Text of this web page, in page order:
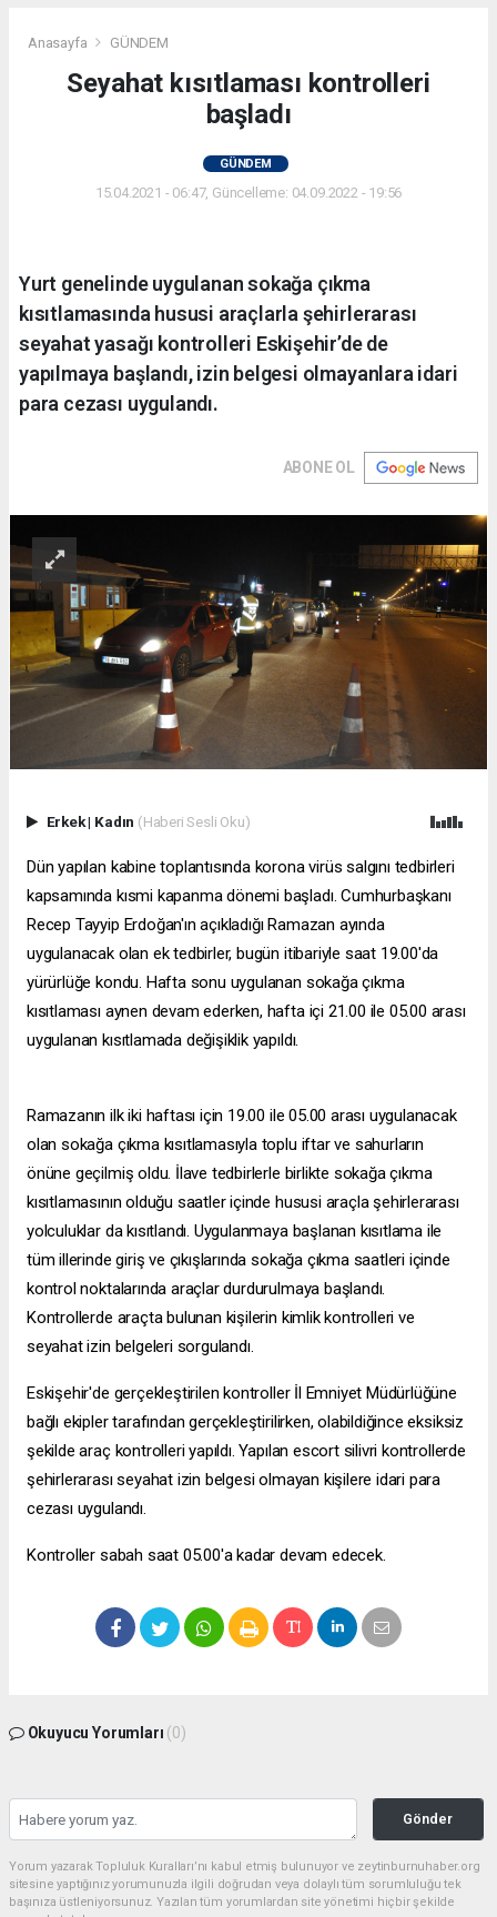
Anasayfa GÜNDEM
Seyahat kısıtlaması kontrolleri
başladı
GÜNDEM
15.04.2021 - 06:47, Güncelleme: 04.09.2022 - 19:56
Yurt genelinde uygulanan sokağa çıkma
kısıtlamasında hususi araçlarla şehirlerarası
seyahat yasağı kontrolleri Eskişehir’de de
yapılmaya başlandı, izin belgesi olmayanlara idari
para cezası uygulandı.
ABONE OL
Erkek| Kadın (Haberi Sesli Oku)
Dün yapılan kabine toplantısında korona virüs salgını tedbirleri
kapsamında kısmi kapanma dönemi başladı. Cumhurbaşkanı
Recep Tayyip Erdoğan'ın açıkladığı Ramazan ayında
uygulanacak olan ek tedbirler, bugün itibariyle saat 19.00'da
yürürlüğe kondu. Hafta sonu uygulanan sokağa çıkma
kısıtlaması aynen devam ederken, hafta içi 21.00 ile 05.00 arası
uygulanan kısıtlamada değişiklik yapıldı.
Ramazanın ilk iki haftası için 19.00 ile 05.00 arası uygulanacak
olan sokağa çıkma kısıtlamasıyla toplu iftar ve sahurların
önüne geçilmiş oldu. İlave tedbirlerle birlikte sokağa çıkma
kısıtlamasının olduğu saatler içinde hususi araçla şehirlerarası
yolculuklar da kısıtlandı. Uygulanmaya başlanan kısıtlama ile
tüm illerinde giriş ve çıkışlarında sokağa çıkma saatleri içinde
kontrol noktalarında araçlar durdurulmaya başlandı.
Kontrollerde araçta bulunan kişilerin kimlik kontrolleri ve
seyahat izin belgeleri sorgulandı.
Eskişehir'de gerçekleştirilen kontroller İl Emniyet Müdürlüğüne
bağlı ekipler tarafından gerçekleştirilirken, olabildiğince eksiksiz
şekilde araç kontrolleri yapıldı. Yapılan escort silivri kontrollerde
şehirlerarası seyahat izin belgesi olmayan kişilere idari para
cezası uygulandı.
Kontroller sabah saat 05.00'a kadar devam edecek.
Okuyucu Yorumları (0)
Gönder
Yorum yazarak Topluluk Kuralları’nı kabul etmiş bulunuyor ve zeytinburnuhaber.org
sitesine yaptığınız yorumunuzla ilgili doğrudan veya dolaylı tüm sorumluluğu tek
başınıza üstleniyorsunuz. Yazılan tüm yorumlardan site yönetimi hiçbir şekilde